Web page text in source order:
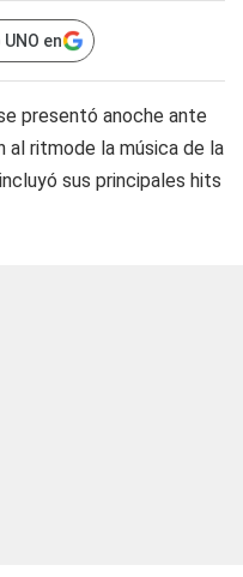
en
presentó anoche ante
al ritmode la música de la
sus principales hits